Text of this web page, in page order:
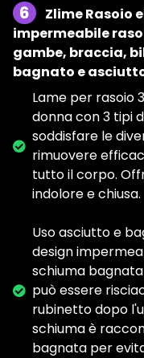
6
Zlime Rasoio
impermeabile
gambe, braccia,
bagnato e
Lame per rasoio
donna con 3 tipi
soddisfare le
rimuovere
tutto il corpo.
indolore e chiusa.
Uso asciutto e
design
schiuma
può essere
rubinetto dopo
schiuma è
bagnata per